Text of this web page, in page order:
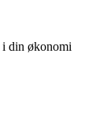
din økonomi